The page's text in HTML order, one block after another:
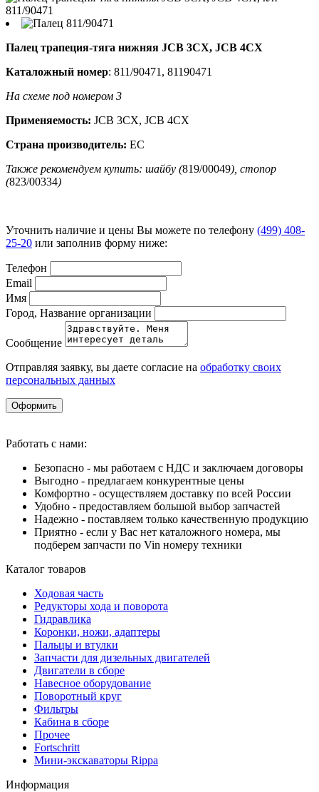
Палец трапеция-тяга нижняя JCB 3CX, JCB 4CX
Каталожный номер: 811/90471, 81190471
На схеме под номером 3
Применяемость: JCB 3CX, JCB 4CX
Страна производитель: ЕС
Также рекомендуем купить: шайбу (819/00049), стопор
(823/00334)
Уточнить наличие и цены Вы можете по телефону (499) 408-
25-20 или заполнив форму ниже:
Телефон
Email
Имя
Город, Название организации
Сообщение
Отправляя заявку, вы даете согласие на обработку своих
персональных данных
Оформить
Работать с нами:
Безопасно - мы работаем с НДС и заключаем договоры
Выгодно - предлагаем конкурентные цены
Комфортно - осуществляем доставку по всей России
Удобно - предоставляем большой выбор запчастей
Надежно - поставляем только качественную продукцию
Приятно - если у Вас нет каталожного номера, мы
подберем запчасти по Vin номеру техники
Каталог товаров
Ходовая часть
Редукторы хода и поворота
Гидравлика
Коронки, ножи, адаптеры
Пальцы и втулки
Запчасти для дизельных двигателей
Двигатели в сборе
Навесное оборудование
Поворотный круг
Фильтры
Кабина в сборе
Прочее
Fortschritt
Мини-экскаваторы Rippa
Информация